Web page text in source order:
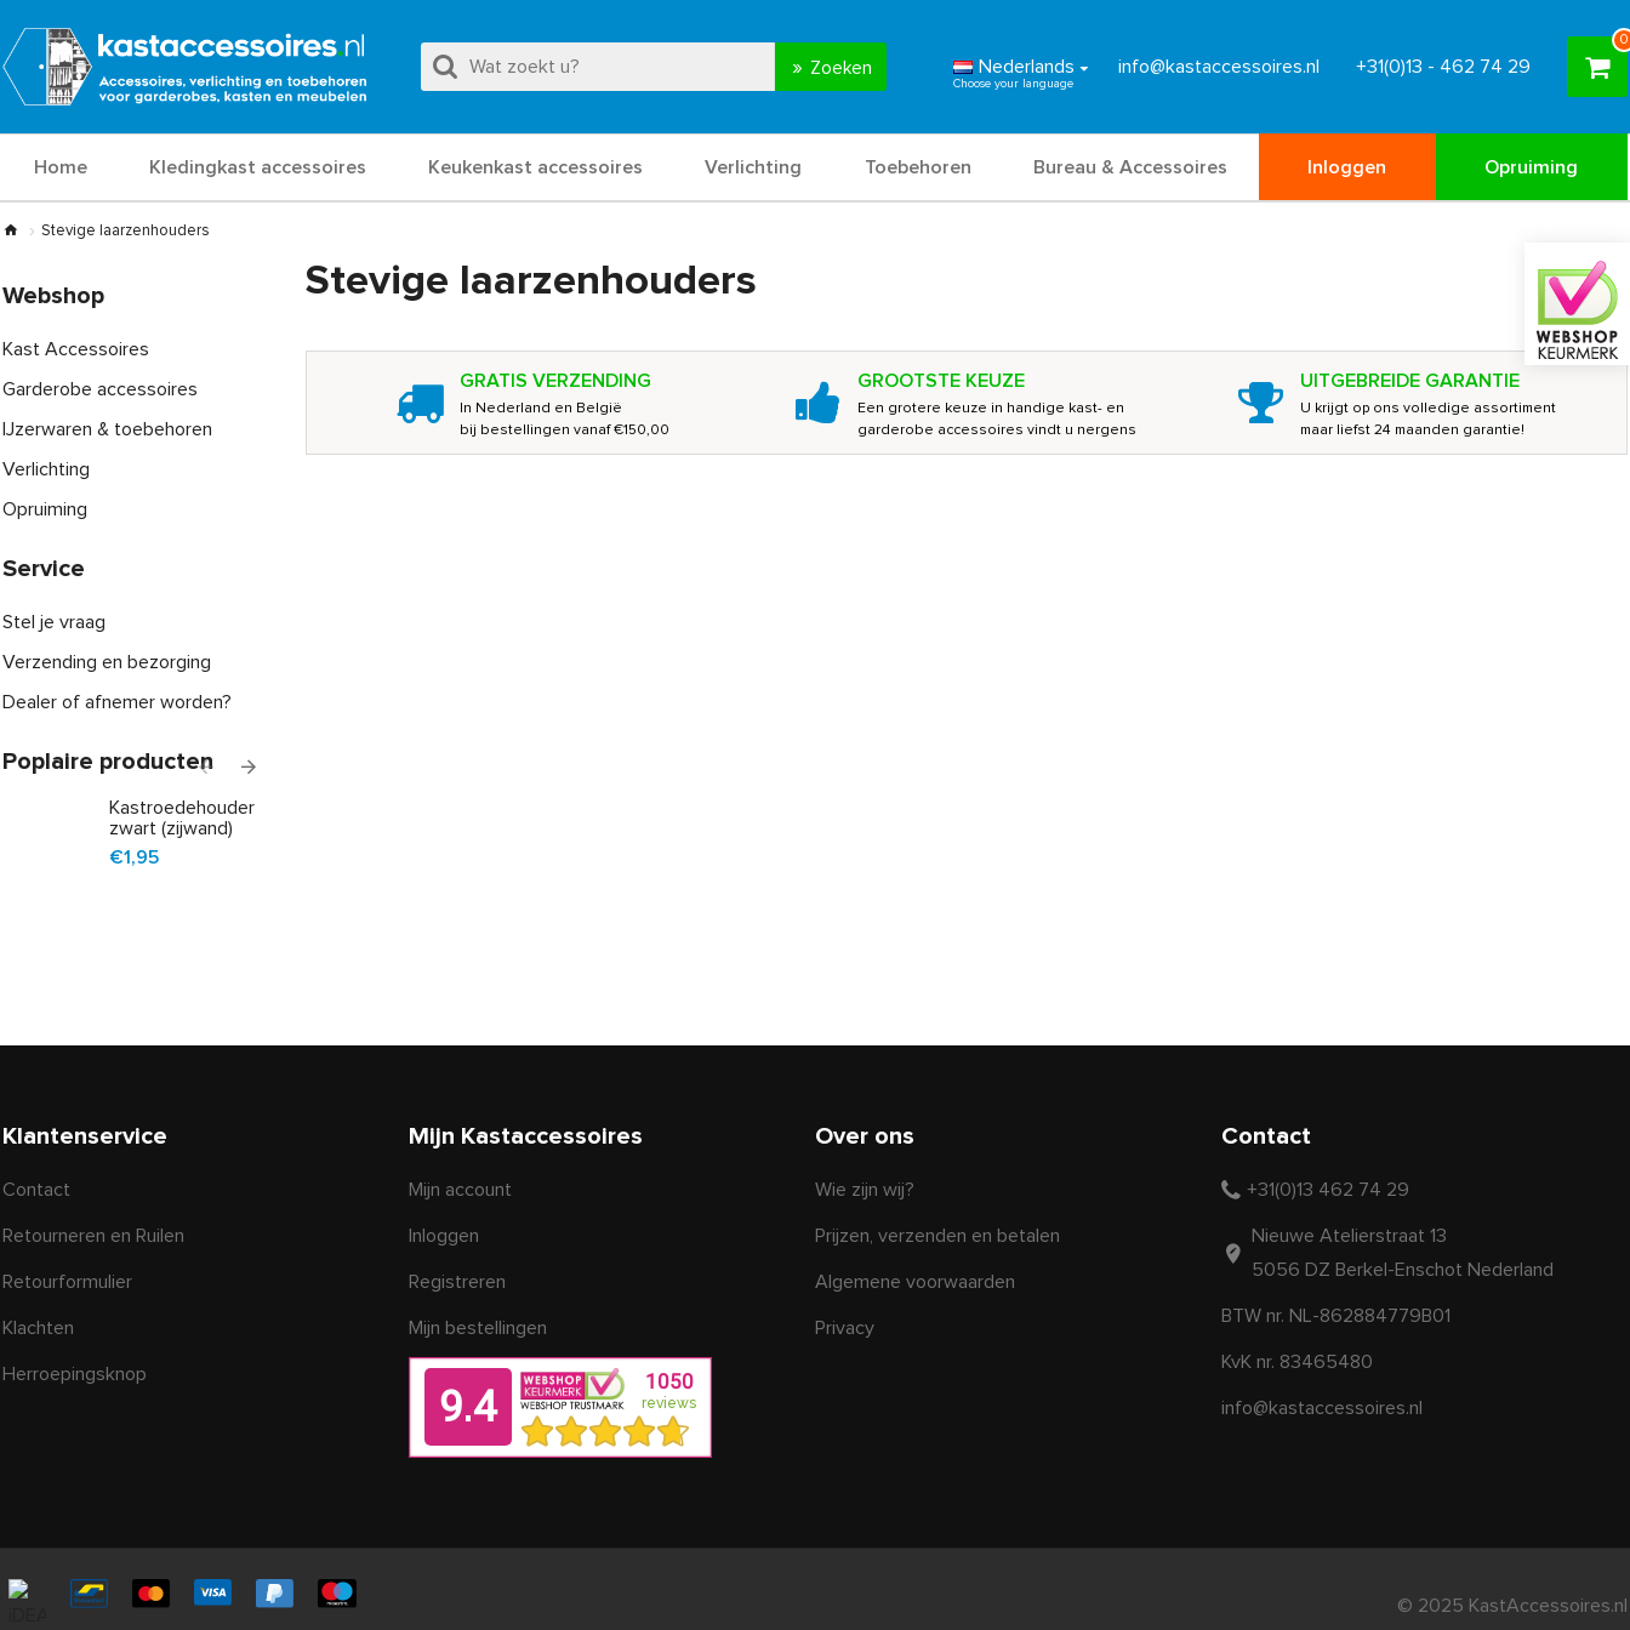
Zoeken Nederlands info@kastaccessoires.nl +31(0)13 - 462 74 29
0
Home Kledingkast accessoires Keukenkast accessoires Verlichting Toebehoren Bureau & Accessoires Inloggen Opruiming
Stevige laarzenhouders
Webshop
Kast Accessoires
Garderobe accessoires
IJzerwaren & toebehoren
Verlichting
Opruiming
Service
Stel je vraag
Verzending en bezorging
Dealer of afnemer worden?
Poplaire producten
Kastroedehouder
zwart (zijwand)
€1,95
Stevige laarzenhouders
GRATIS VERZENDING
In Nederland en België
bij bestellingen vanaf €150,00
GROOTSTE KEUZE
Een grotere keuze in handige kast- en
garderobe accessoires vindt u nergens
UITGEBREIDE GARANTIE
U krijgt op ons volledige assortiment
maar liefst 24 maanden garantie!
Klantenservice
Contact
Retourneren en Ruilen
Retourformulier
Klachten
Herroepingsknop
Mijn Kastaccessoires
Mijn account
Inloggen
Registreren
Mijn bestellingen
Over ons
Wie zijn wij?
Prijzen, verzenden en betalen
Algemene voorwaarden
Privacy
Contact
+31(0)13 462 74 29
Nieuwe Atelierstraat 13
5056 DZ Berkel-Enschot Nederland
BTW nr. NL-862884779B01
KvK nr. 83465480
info@kastaccessoires.nl
© 2025 KastAccessoires.nl